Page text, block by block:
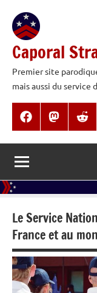
contenu
Caporal
Premier site
mais aussi du service
FacebookMastodon
Le Service
France et au